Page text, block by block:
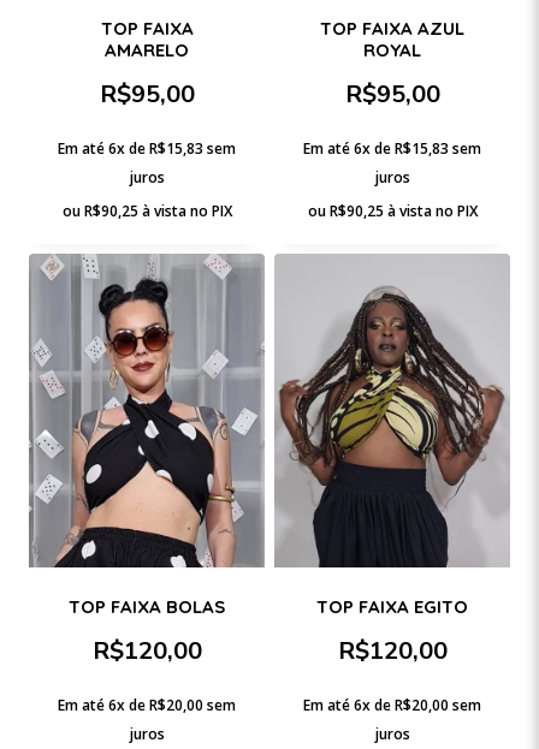
TOP FAIXA
AMARELO
R$95,00
Em até 6x deR$15,83 sem
juros
ou R$90,25 à vista no PIX
TOP FAIXA AZUL
ROYAL
R$95,00
Em até 6x deR$15,83 sem
juros
ou R$90,25 à vista no PIX
TOP FAIXA BOLAS
R$120,00
Em até 6x deR$20,00 sem
juros
TOP FAIXA EGITO
R$120,00
Em até 6x deR$20,00 sem
juros